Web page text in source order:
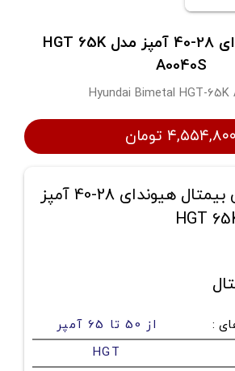
بیمتال هیوندای 28-40 آمپز مدل HGT 65K
A0040S
Hyundai Bimetal HGT-65K
۴,۵۵۴,۸۰۰ تومان
مشخصات فنی بیمتال هیوندای 28-40 آمپز
:
از 50 تا 65 آمپر
HGT